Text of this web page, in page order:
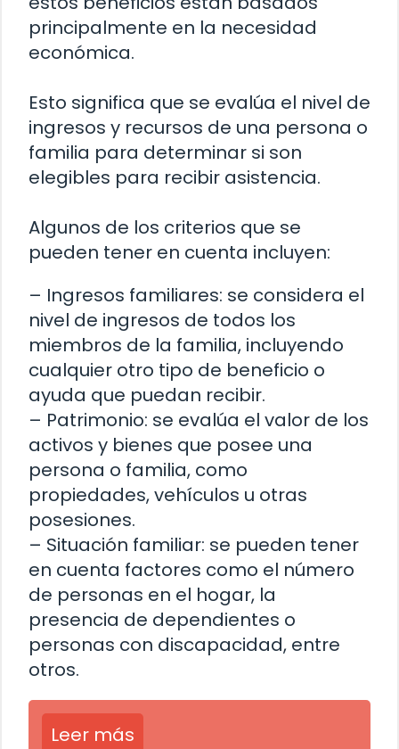
principalmente en la necesidad
económica.
Esto significa que se evalúa el nivel de
ingresos y recursos de una persona o
familia para determinar si son
elegibles para recibir asistencia.
Algunos de los criterios que se
pueden tener en cuenta incluyen:
– Ingresos familiares: se considera el
nivel de ingresos de todos los
miembros de la familia, incluyendo
cualquier otro tipo de beneficio o
ayuda que puedan recibir.
– Patrimonio: se evalúa el valor de los
activos y bienes que posee una
persona o familia, como
propiedades, vehículos u otras
posesiones.
– Situación familiar: se pueden tener
en cuenta factores como el número
de personas en el hogar, la
presencia de dependientes o
personas con discapacidad, entre
otros.
Leer más